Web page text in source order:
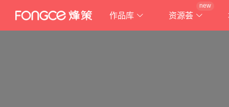
作品库 资源荟
new